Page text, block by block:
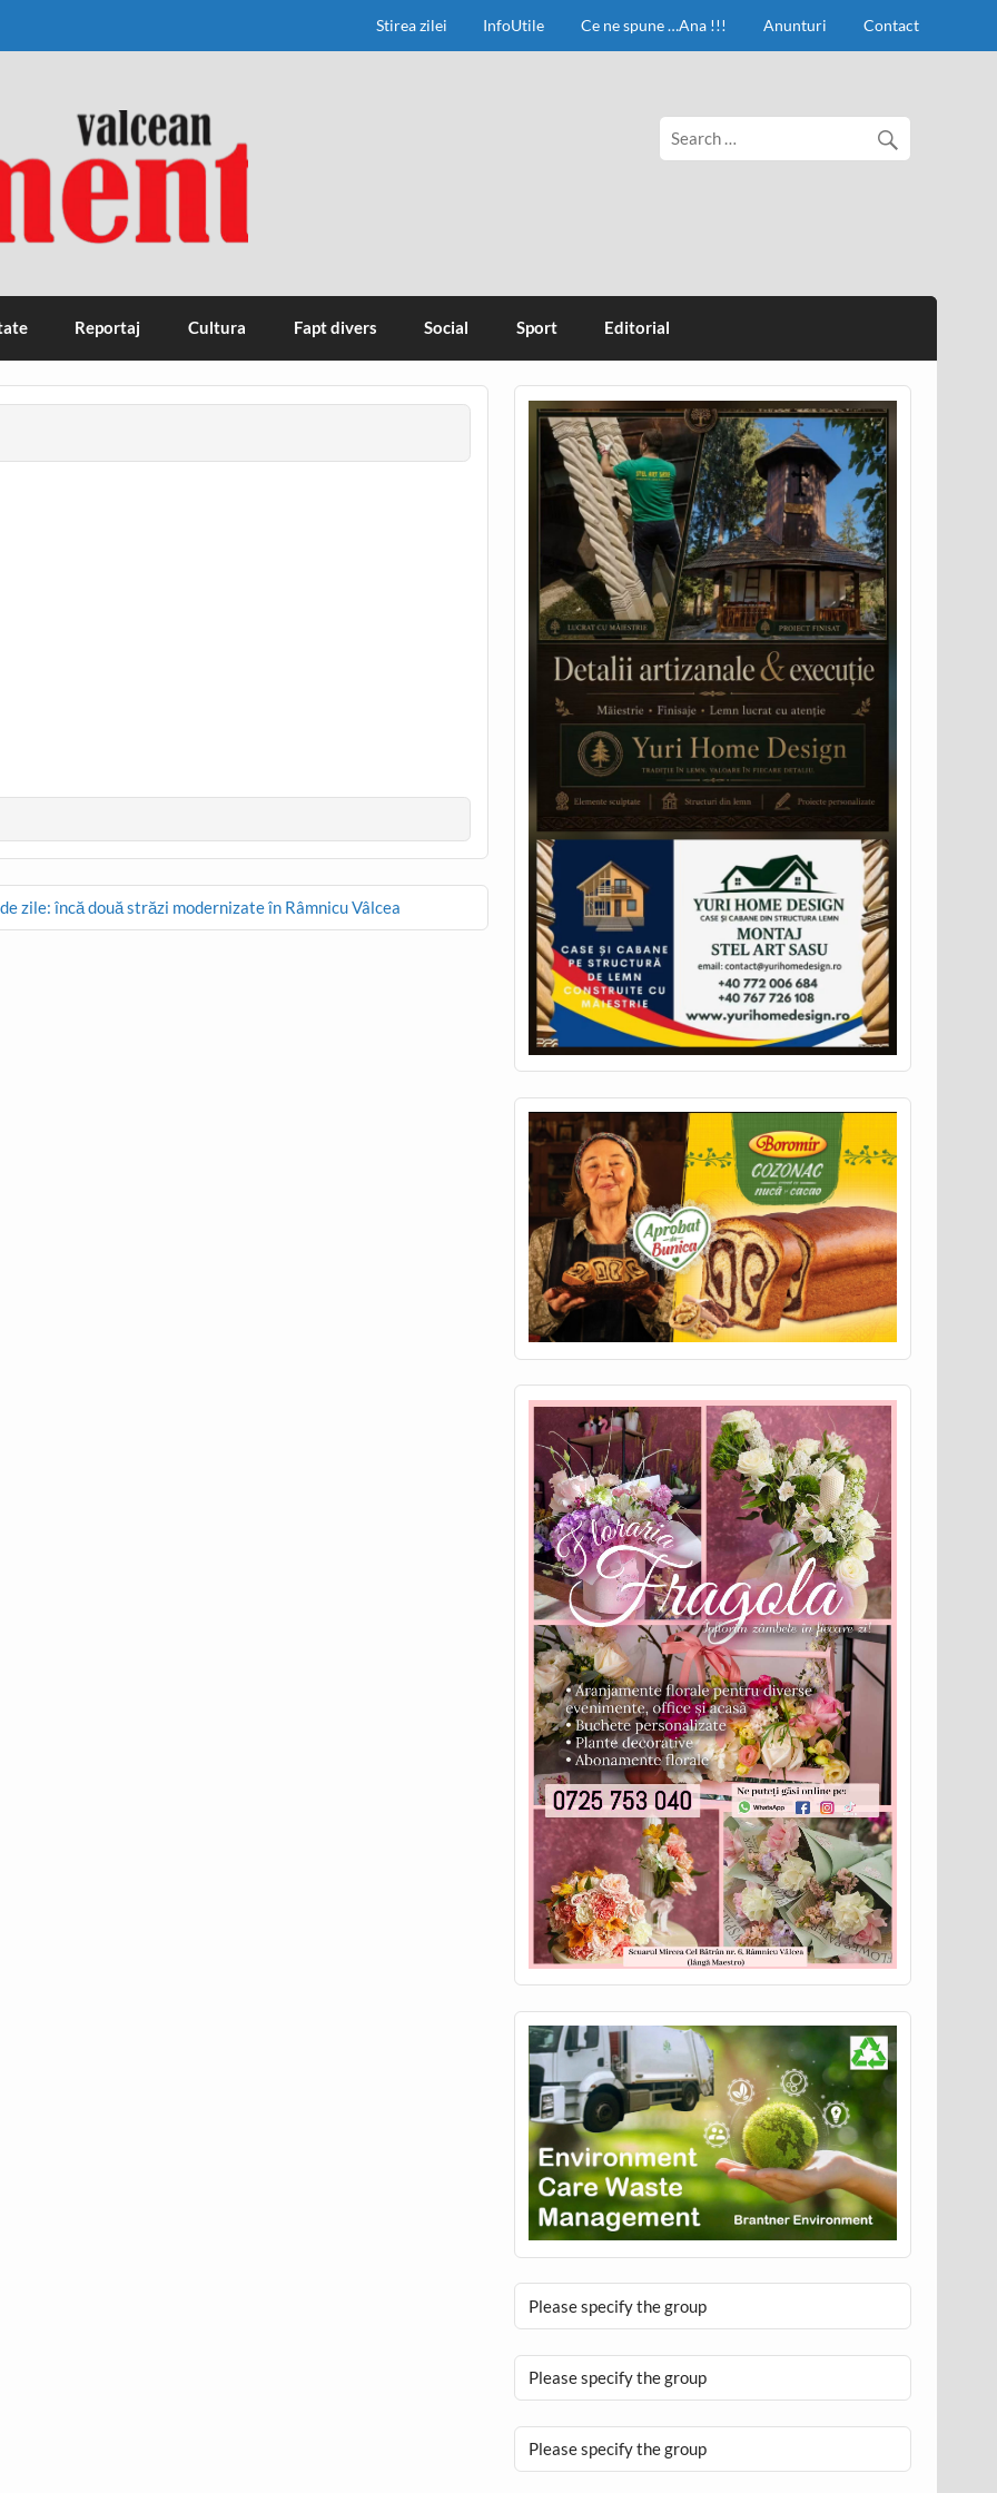
Stirea zilei InfoUtile Ce ne spune …Ana !!! Anunturi Contact
Reportaj Cultura Fapt divers Social Sport Editorial
zile: încă două străzi modernizate în Râmnicu Vâlcea
Please specify the group
Please specify the group
Please specify the group